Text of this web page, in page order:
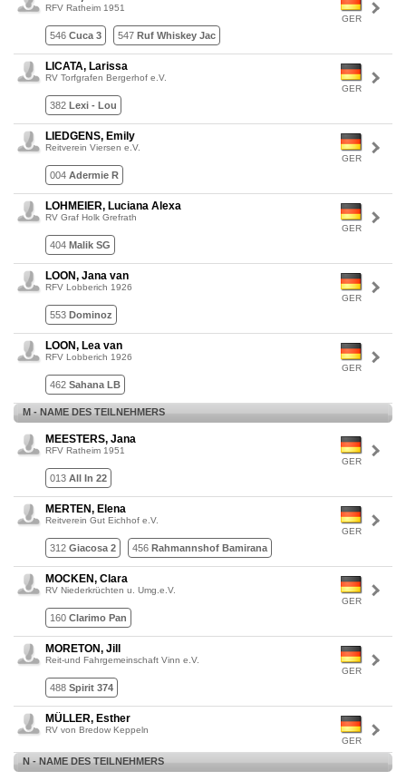
GER
RFV Ratheim 1951
546 Cuca 3 547 Ruf Whiskey Jac
GER
LICATA, Larissa
RV Torfgrafen Bergerhof e.V.
382 Lexi - Lou
GER
LIEDGENS, Emily
Reitverein Viersen e.V.
004 Adermie R
GER
LOHMEIER, Luciana Alexa
RV Graf Holk Grefrath
404 Malik SG
GER
LOON, Jana van
RFV Lobberich 1926
553 Dominoz
GER
LOON, Lea van
RFV Lobberich 1926
462 Sahana LB
M - NAME DES TEILNEHMERS
GER
MEESTERS, Jana
RFV Ratheim 1951
013 All In 22
GER
MERTEN, Elena
Reitverein Gut Eichhof e.V.
312 Giacosa 2 456 Rahmannshof Bamirana
GER
MOCKEN, Clara
RV Niederkrüchten u. Umg.e.V.
160 Clarimo Pan
GER
MORETON, Jill
Reit-und Fahrgemeinschaft Vinn e.V.
488 Spirit 374
GER
MÜLLER, Esther
RV von Bredow Keppeln
N - NAME DES TEILNEHMERS